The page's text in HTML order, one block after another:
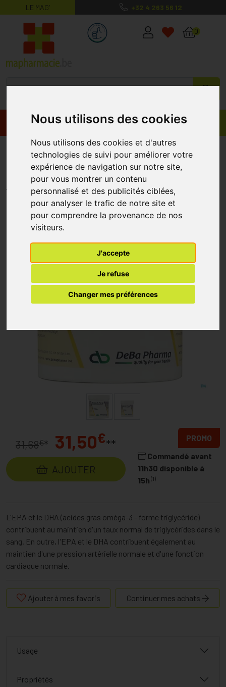
Nous utilisons des cookies
Nous utilisons des cookies et d'autres
technologies de suivi pour améliorer votre
expérience de navigation sur notre site,
pour vous montrer un contenu
personnalisé et des publicités ciblées,
pour analyser le trafic de notre site et
pour comprendre la provenance de nos
visiteurs.
J'accepte
Je refuse
Changer mes préférences
LE MAG’ +32 4 263 56 12
MaPharmacie.be ma santé, mes
0
Promos Produits
Epamil Huile De Saumon Forte
Deba 90 Cap
DEBA PHARMA
%
31,68€* 31,50€**
AJOUTER
PROMO
Commandé avant
11h30 disponible à
15h (1)
L'EPA et le DHA (acides gras oméga-3 - forme triglycéride)
contribuent au maintien d'un taux normal de triglycérides dans le
sang. En outre, l'EPA et le DHA contribuent également au
maintien d'une pression artérielle normale et d'une fonction
cardiaque normale.
Ajouter à mes favoris Continuer mes achats
Usage
Propriétés